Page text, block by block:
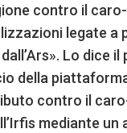
contro il
legate
Lo dice
della
contro il
mediante